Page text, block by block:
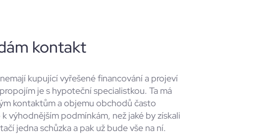
kontakt
kupující vyřešené financování a projeví
je s hypoteční specialistkou. Ta má
kontaktům a objemu obchodů často
výhodnějším podmínkám, než jaké by získali
jedna schůzka a pak už bude vše na ní.